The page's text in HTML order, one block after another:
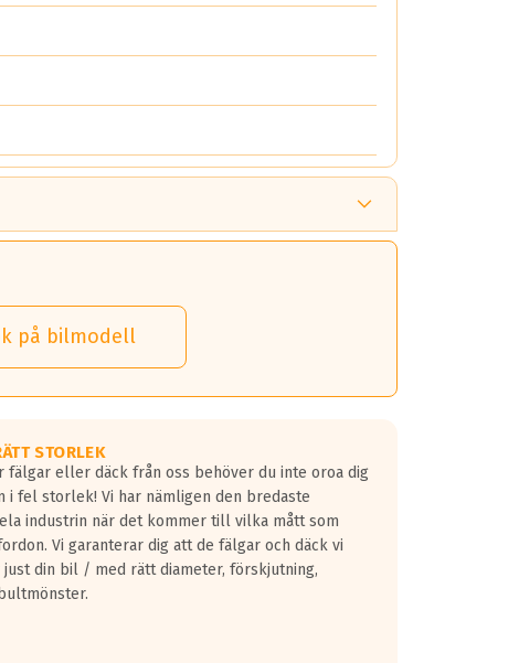
på bilmodell
STORLEK
fälgar eller däck från oss behöver du inte oroa dig
i fel storlek! Vi har nämligen den bredaste
industrin när det kommer till vilka mått som
Vi garanterar dig att de fälgar och däck vi
din bil / med rätt diameter, förskjutning,